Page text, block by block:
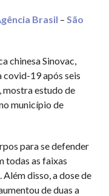
Brasil – São
chinesa Sinovac,
covid-19 após seis
mostra estudo de
no município de
para se defender
todas as faixas
disso, a dose de
de duas a